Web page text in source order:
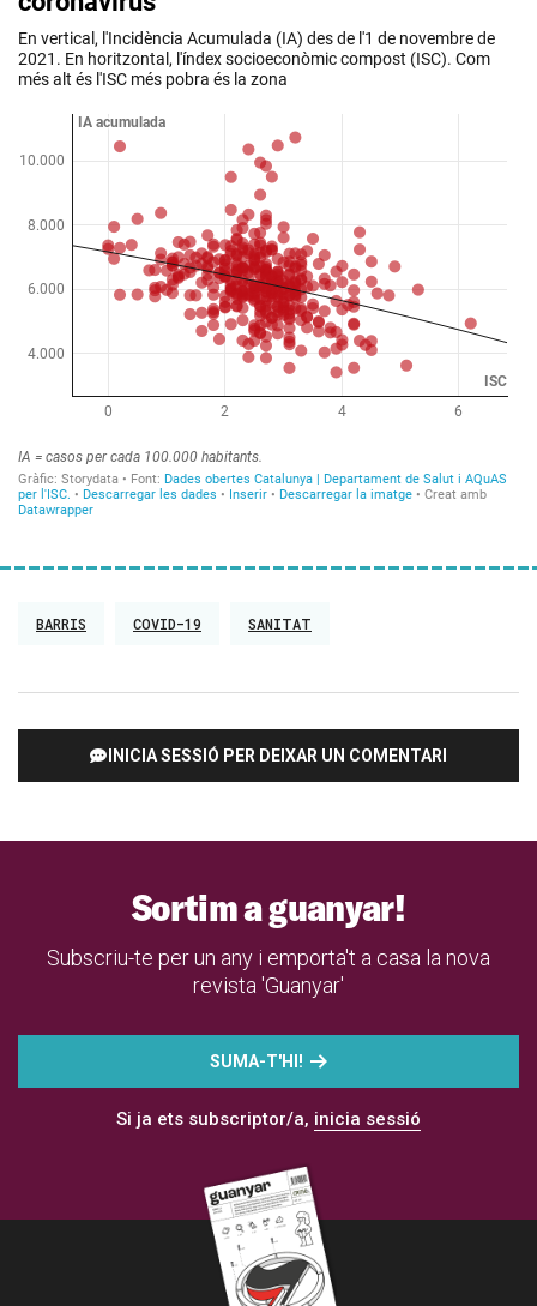
BARRIS COVID-19 SANITAT
INICIA SESSIÓ PER DEIXAR UN COMENTARI
Sortim a guanyar!
Subscriu-te per un any i emporta't a casa la nova
revista 'Guanyar'
SUMA-T'HI!
Si ja ets subscriptor/a, inicia sessió